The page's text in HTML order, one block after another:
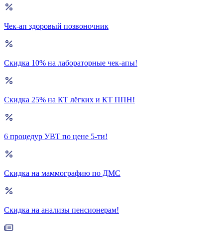
Чек-ап здоровый позвоночник
Скидка 10% на лабораторные чек-апы!
Скидка 25% на КТ лёгких и КТ ППН!
6 процедур УВТ по цене 5-ти!
Скидка на маммографию по ДМС
Скидка на анализы пенсионерам!